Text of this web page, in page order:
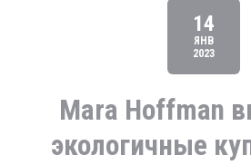
14
ЯНВ
2023
Mara Hoffman
экологичные